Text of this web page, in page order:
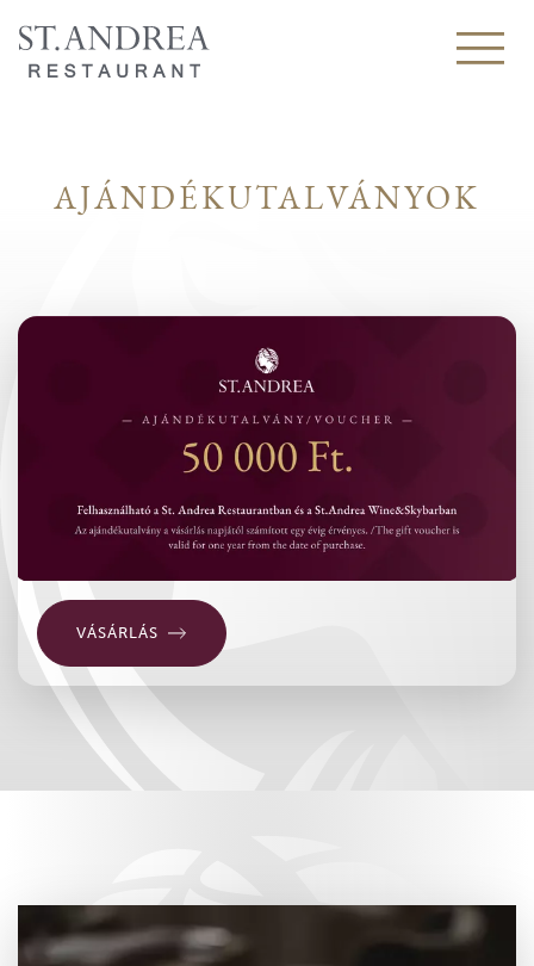
AJÁNDÉKUTALVÁNYOK
VÁSÁRLÁS